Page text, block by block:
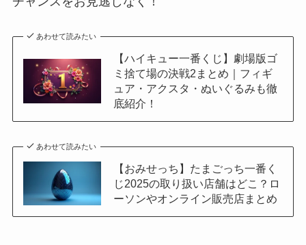
あわせて読みたい
【ハイキュー一番くじ】劇場版ゴ
ミ捨て場の決戦2まとめ｜フィギ
ュア・アクスタ・ぬいぐるみも徹
底紹介！
あわせて読みたい
【おみせっち】たまごっち一番く
じ2025の取り扱い店舗はどこ？ロ
ーソンやオンライン販売店まとめ